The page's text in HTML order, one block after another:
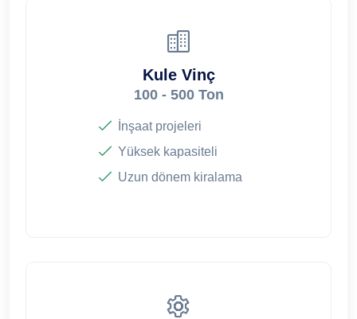
Kule Vinç
100 - 500 Ton
İnşaat projeleri
Yüksek kapasiteli
Uzun dönem kiralama